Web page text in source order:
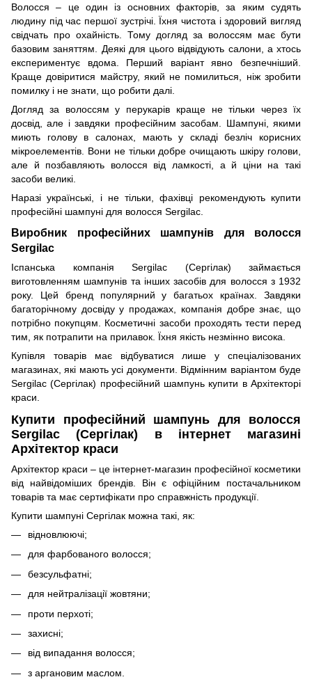
Волосся – це один із основних факторів, за яким судять
людину під час першої зустрічі. Їхня чистота і здоровий вигляд
свідчать про охайність. Тому догляд за волоссям має бути
базовим заняттям. Деякі для цього відвідують салони, а хтось
експериментує вдома. Перший варіант явно безпечніший.
Краще довіритися майстру, який не помилиться, ніж зробити
помилку і не знати, що робити далі.
Догляд за волоссям у перукарів краще не тільки через їх
досвід, але і завдяки професійним засобам. Шампуні, якими
миють голову в салонах, мають у складі безліч корисних
мікроелементів. Вони не тільки добре очищають шкіру голови,
але й позбавляють волосся від ламкості, а й ціни на такі
засоби великі.
Наразі українські, і не тільки, фахівці рекомендують купити
професійні шампуні для волосся Sergilac.
Виробник професійних шампунів для волосся
Sergilac
Іспанська компанія Sergilac (Сергілак) займається
виготовленням шампунів та інших засобів для волосся з 1932
року. Цей бренд популярний у багатьох країнах. Завдяки
багаторічному досвіду у продажах, компанія добре знає, що
потрібно покупцям. Косметичні засоби проходять тести перед
тим, як потрапити на прилавок. Їхня якість незмінно висока.
Купівля товарів має відбуватися лише у спеціалізованих
магазинах, які мають усі документи. Відмінним варіантом буде
Sergilac (Сергілак) професійний шампунь купити в Архітекторі
краси.
Купити професійний шампунь для волосся
Sergilac (Сергілак) в інтернет магазині
Архітектор краси
Архітектор краси – це інтернет-магазин професійної косметики
від найвідоміших брендів. Він є офіційним постачальником
товарів та має сертифікати про справжність продукції.
Купити шампуні Сергілак можна такі, як:
відновлюючі;
для фарбованого волосся;
безсульфатні;
для нейтралізації жовтяни;
проти перхоті;
захисні;
від випадання волосся;
з аргановим маслом.